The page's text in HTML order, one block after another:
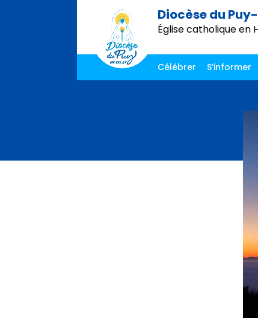
Diocèse du
Église catholique en
Célébrer
S’informer